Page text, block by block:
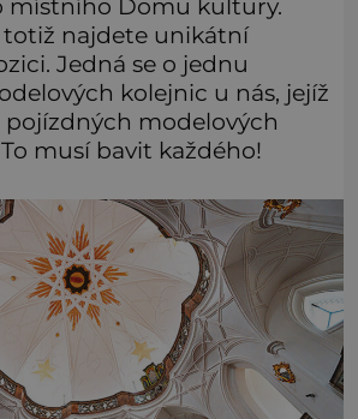
najdete unikátní
Jedná se o jednu
kolejnic u nás, jejíž
pojízdných modelových
musí bavit každého!